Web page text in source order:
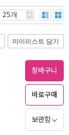
25개
마이리스트 담기
장바구니
바로구매
보관함